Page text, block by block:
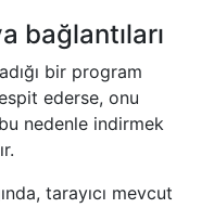
bağlantıları
bir program
ederse, onu
nedenle indirmek
tarayıcı mevcut